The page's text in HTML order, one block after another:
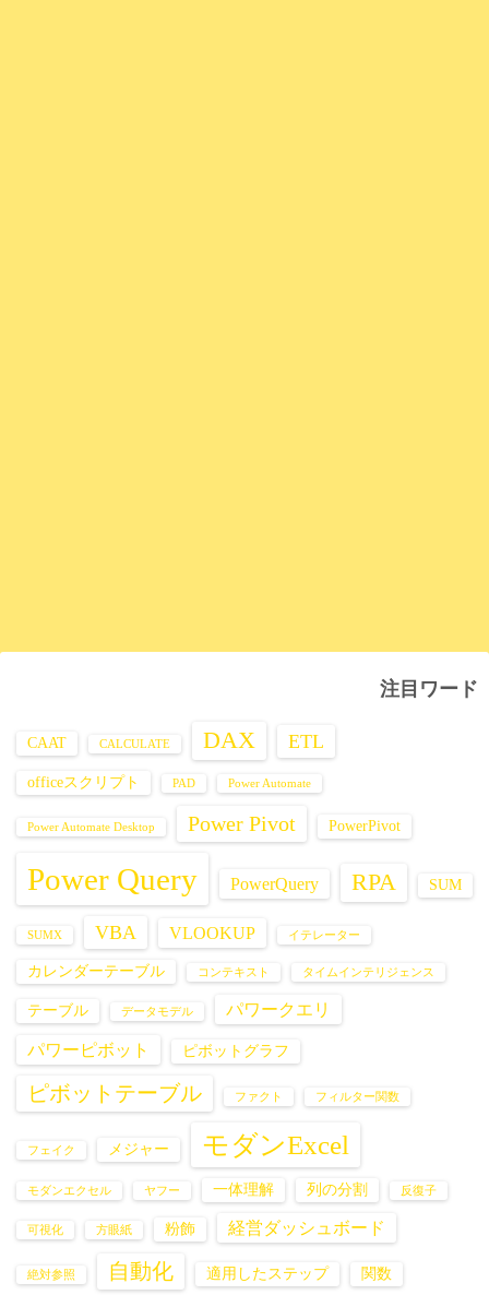
注目ワード
CAAT CALCULATE DAX ETL
officeスクリプト PAD Power Automate
Power Automate Desktop Power Pivot PowerPivot
Power Query PowerQuery RPA SUM
SUMX VBA VLOOKUP イテレーター
カレンダーテーブル コンテキスト タイムインテリジェンス
テーブル データモデル
パワークエリ
パワーピボット
ピボットグラフ
ピボットテーブル ファクト フィルター関数
フェイク メジャー モダンExcel
モダンエクセル ヤフー 一体理解 列の分割 反復子
可視化 方眼紙 粉飾 経営ダッシュボード
絶対参照 自動化 適用したステップ 関数